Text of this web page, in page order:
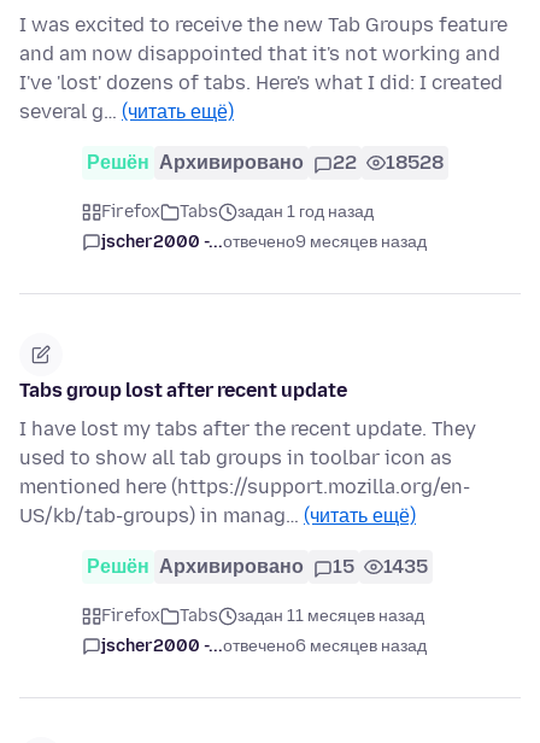
I was excited to receive the new Tab Groups feature
and am now disappointed that it's not working and
I've 'lost' dozens of tabs. Here's what I did: I created
several g… (читать ещё)
Решён Архивировано 22 18528
Firefox Tabs
задан 1 год назад
jscher2000 -...отвечено9 месяцев назад
Tabs group lost after recent update
I have lost my tabs after the recent update. They
used to show all tab groups in toolbar icon as
mentioned here (https://support.mozilla.org/en-
US/kb/tab-groups) in manag… (читать ещё)
Решён Архивировано 15 1435
Firefox Tabs
задан 11 месяцев назад
jscher2000 -...отвечено6 месяцев назад